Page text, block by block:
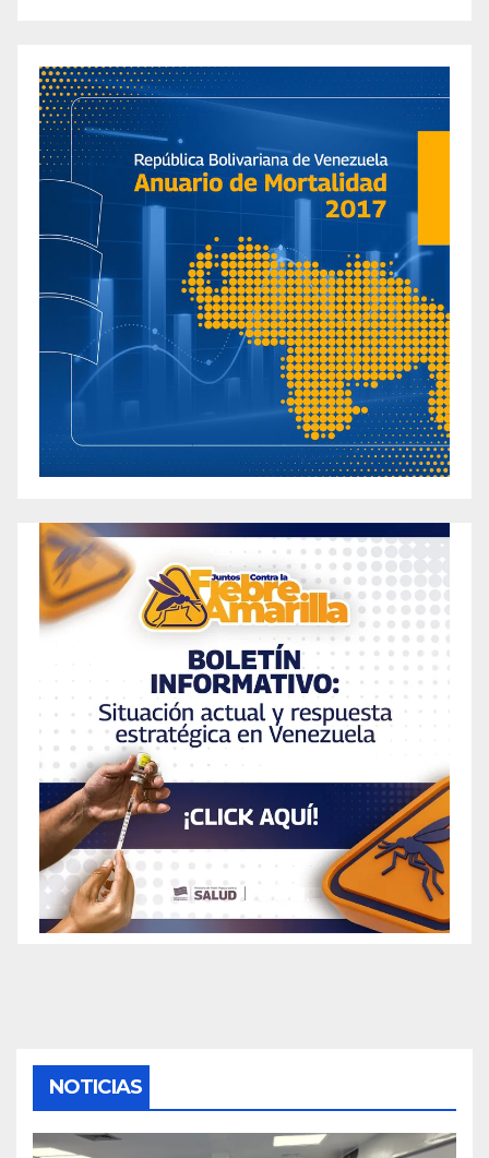
NOTICIAS